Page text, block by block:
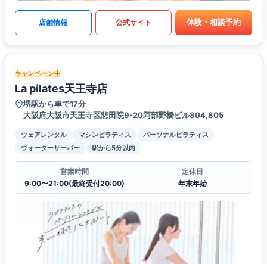
店舗情報 公式サイト 体験・相談予約
キャンペーン中
La pilates天王寺店
堺駅から車で17分
大阪府大阪市天王寺区悲田院9-20阿部野橋ビル804,805
ウェアレンタル マシンピラティス
パーソナルピラティス
ウォーターサーバー
駅から5分以内
営業時間
9:00〜21:00(最終受付20:00)
定休日
年末年始